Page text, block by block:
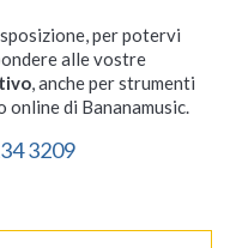
per potervi
alle vostre
, anche per strumenti
di Bananamusic.
3209